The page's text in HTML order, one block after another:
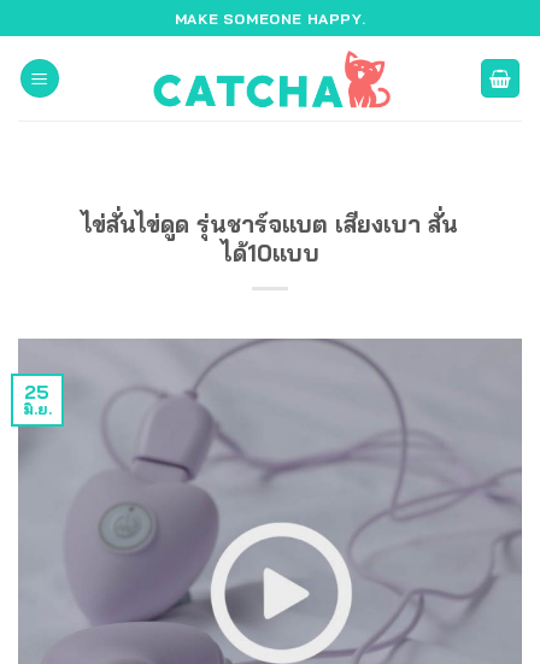
ไป
เนื้อหา
MAKE SOMEONE HAPPY.
ไข่สั่นไข่ดูด รุ่นชาร์จแบต เสียงเบา สั่น
ได้10แบบ
25
มิ.ย.